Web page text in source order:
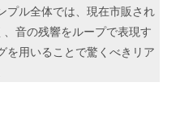
プル全体では、現在市販され
音の残響をループで表現す
を用いることで驚くべきリア